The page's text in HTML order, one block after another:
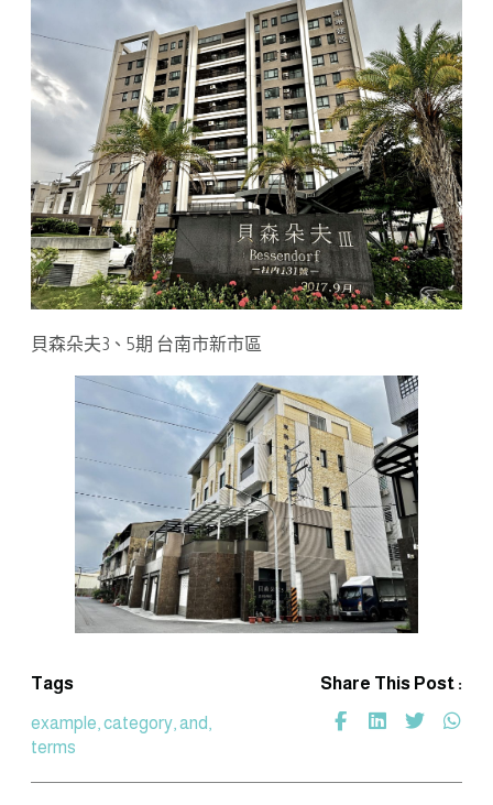
貝森朵夫3、5期 台南市新市區
Tags
example, category, and,
terms
Share This Post :